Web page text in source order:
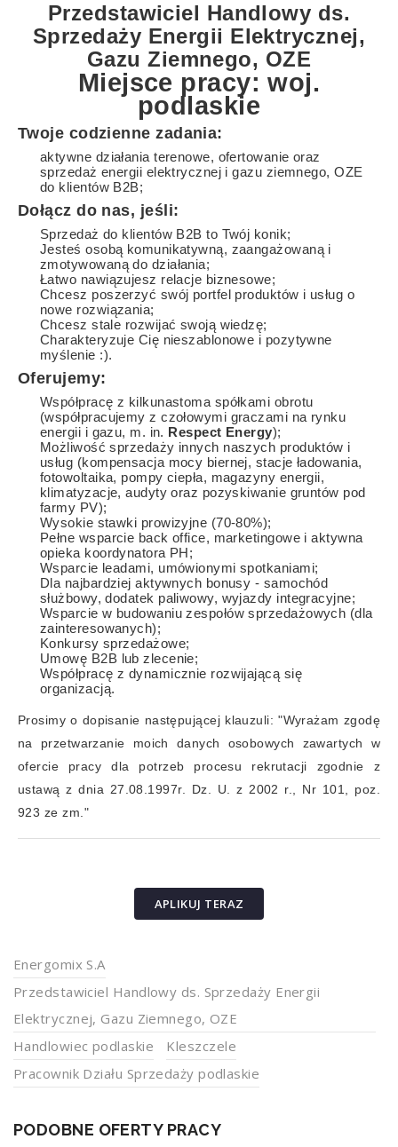
Przedstawiciel Handlowy ds.
Sprzedaży Energii Elektrycznej,
Gazu Ziemnego, OZE
Miejsce pracy: woj.
podlaskie
Twoje codzienne zadania:
aktywne działania terenowe, ofertowanie oraz
sprzedaż energii elektrycznej i gazu ziemnego, OZE
do klientów B2B;
Dołącz do nas, jeśli:
Sprzedaż do klientów B2B to Twój konik;
Jesteś osobą komunikatywną, zaangażowaną i
zmotywowaną do działania;
Łatwo nawiązujesz relacje biznesowe;
Chcesz poszerzyć swój portfel produktów i usług o
nowe rozwiązania;
Chcesz stale rozwijać swoją wiedzę;
Charakteryzuje Cię nieszablonowe i pozytywne
myślenie :).
Oferujemy:
Współpracę z kilkunastoma spółkami obrotu
(współpracujemy z czołowymi graczami na rynku
energii i gazu, m. in. Respect Energy);
Możliwość sprzedaży innych naszych produktów i
usług (kompensacja mocy biernej, stacje ładowania,
fotowoltaika, pompy ciepła, magazyny energii,
klimatyzacje, audyty oraz pozyskiwanie gruntów pod
farmy PV);
Wysokie stawki prowizyjne (70-80%);
Pełne wsparcie back office, marketingowe i aktywna
opieka koordynatora PH;
Wsparcie leadami, umówionymi spotkaniami;
Dla najbardziej aktywnych bonusy - samochód
służbowy, dodatek paliwowy, wyjazdy integracyjne;
Wsparcie w budowaniu zespołów sprzedażowych (dla
zainteresowanych);
Konkursy sprzedażowe;
Umowę B2B lub zlecenie;
Współpracę z dynamicznie rozwijającą się
organizacją.
Prosimy o dopisanie następującej klauzuli: "Wyrażam zgodę
na przetwarzanie moich danych osobowych zawartych w
ofercie pracy dla potrzeb procesu rekrutacji zgodnie z
ustawą z dnia 27.08.1997r. Dz. U. z 2002 r., Nr 101, poz.
923 ze zm."
APLIKUJ TERAZ
Energomix S.A
Przedstawiciel Handlowy ds. Sprzedaży Energii
Elektrycznej, Gazu Ziemnego, OZE
Handlowiec podlaskie
Kleszczele
Pracownik Działu Sprzedaży podlaskie
PODOBNE OFERTY PRACY